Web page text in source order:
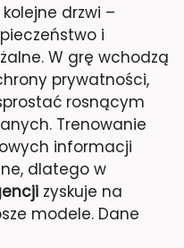
drzwi –
i
W grę wchodzą
prywatności,
rosnącym
Trenowanie
informacji
dlatego w
zyskuje na
modele. Dane